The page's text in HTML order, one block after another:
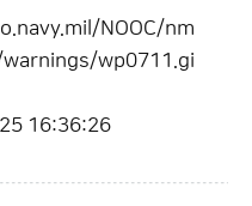
NOOC/nm
wp0711.gi
16:36:26